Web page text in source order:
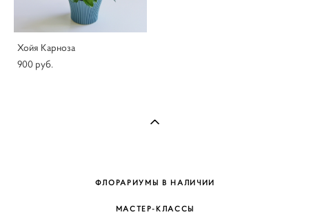
Хойя Карноза
900 pуб.
ФЛОРАРИУМЫ В НАЛИЧИИ
МАСТЕР-КЛАССЫ